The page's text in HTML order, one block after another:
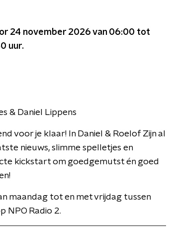
24 november 2026 van 06:00 tot
uur.
& Daniel Lippens
voor je klaar! In Daniel & Roelof Zijn al
nieuws, slimme spelletjes en
kickstart om goedgemutst én goed
maandag tot en met vrijdag tussen
NPO Radio 2.